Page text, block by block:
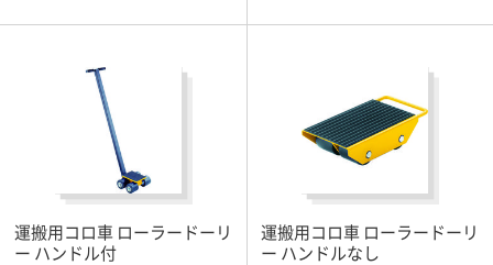
運搬用コロ車 ローラードーリ
ー ハンドル付
運搬用コロ車 ローラードーリ
ー ハンドルなし